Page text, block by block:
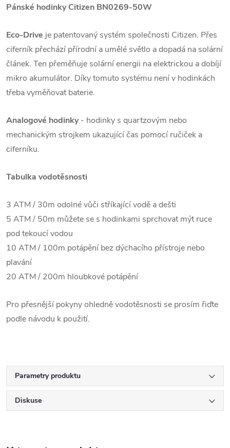
Pánské hodinky Citizen BN0269-50W
Eco-Drive je patentovaný systém společnosti Citizen. Přes
ciferník přechází přírodní a umělé světlo a dopadá na solární
článek. Ten přeměňuje solární energii na elektrickou a dobíjí
mikro akumulátor. Díky tomuto systému není v hodinkách
třeba vyměňovat baterie.
Analogové hodinky- hodinky s quartzovým nebo
mechanickým strojkem ukazující čas pomocí ručiček a
ciferníku.
Tabulka vodotěsnosti
3 ATM / 30m odolné vůči stříkající vodě a dešti
5 ATM / 50m můžete se s hodinkami sprchovat mýt ruce
pod tekoucí vodou
10 ATM / 100m potápění bez dýchacího přístroje nebo
plavání
20 ATM / 200m hloubkové potápění
Pro přesnější pokyny ohledně vodotěsnosti se prosím řiďte
podle návodu k použití.
Parametry produktu
Diskuse